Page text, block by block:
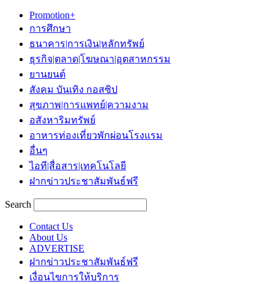
Promotion+
การศึกษา
ธนาคาร|การเงิน|หลักทรัพย์
ธุรกิจ|ตลาด|โฆษณา|อุตสาหกรรม
ยานยนต์
สังคม บันเทิง กอสซิป
สุขภาพ|การแพทย์|ความงาม
อสังหาริมทรัพย์
อาหารท่องเที่ยวพักผ่อนโรงแรม
อื่นๆ
ไอที|สื่อสาร|เทคโนโลยี
ฝากข่าวประชาสัมพันธ์ฟรี
Search
Contact Us
About Us
ADVERTISE
ฝากข่าวประชาสัมพันธ์ฟรี
เงื่อนไขการให้บริการ